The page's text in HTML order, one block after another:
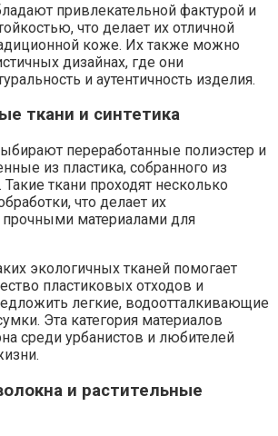
привлекательной фактурой и
что делает их отличной
коже. Их также можно
дизайнах, где они
и аутентичность изделия.
ткани и синтетика
переработанные полиэстер и
из пластика, собранного из
ткани проходят несколько
что делает их
материалами для
экологичных тканей помогает
пластиковых отходов и
легкие, водоотталкивающие
Эта категория материалов
среди урбанистов и любителей
и растительные